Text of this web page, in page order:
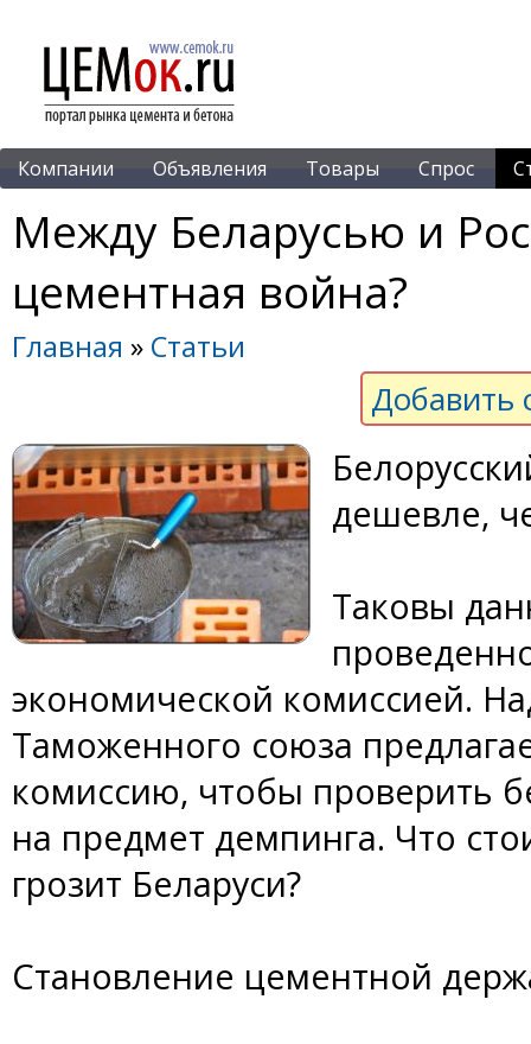
Компании Объявления Товары Спрос
Между Беларусью и
цементная война?
Главная » Статьи
Добавить
дешевле,
Таковы
экономической комиссией.
Таможенного союза
комиссию, чтобы проверить
на предмет демпинга. Что
грозит Беларуси?
Становление цементной